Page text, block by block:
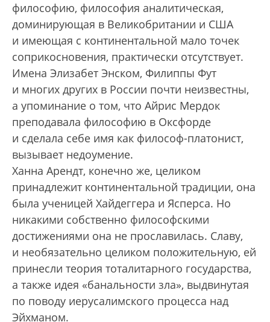
философию, философия аналитическая,
доминирующая в Великобритании и США
и имеющая с континентальной мало точек
соприкосновения, практически отсутствует.
Имена Элизабет Энском, Филиппы Фут
и многих других в России почти неизвестны,
а упоминание о том, что Айрис Мердок
преподавала философию в Оксфорде
и сделала себе имя как философ-платонист,
вызывает недоумение.
Ханна Арендт, конечно же, целиком
принадлежит континентальной традиции, она
была ученицей Хайдеггера и Ясперса. Но
никакими собственно философскими
достижениями она не прославилась. Славу,
и необязательно целиком положительную, ей
принесли теория тоталитарного государства,
а также идея «банальности зла», выдвинутая
по поводу иерусалимского процесса над
Эйхманом.